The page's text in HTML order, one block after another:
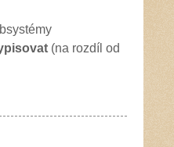
(na rozdíl od